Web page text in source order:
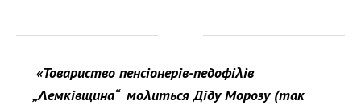
«Товариство пенсіонерів-педофіλів
„Λемківщина“ моλиться Діду Морозу (так